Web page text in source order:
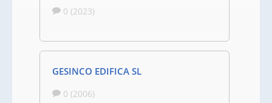
0 (2023)
GESINCO EDIFICA SL
0 (2006)